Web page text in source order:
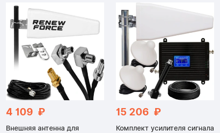
4 109 ₽
Внешняя антенна для
15 206 ₽
Комплект усилителя сигнала